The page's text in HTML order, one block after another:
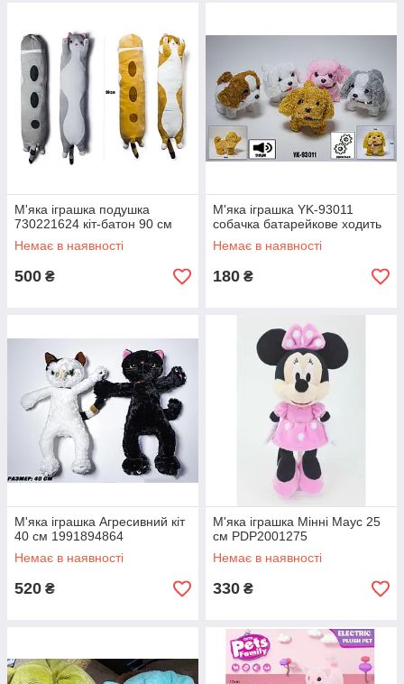
М'яка іграшка подушка
730221624 кіт-батон 90 см
Немає в наявності
500 ₴
М'яка іграшка YK-93011
собачка батарейкове ходить
Немає в наявності
180 ₴
М'яка іграшка Агресивний кіт
40 см 1991894864
Немає в наявності
520 ₴
М'яка іграшка Мінні Маус 25
см PDP2001275
Немає в наявності
330 ₴